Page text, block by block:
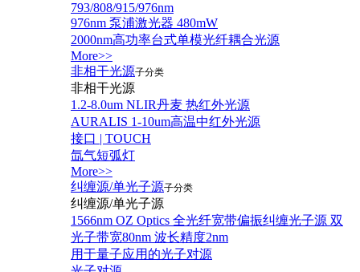
793/808/915/976nm
976nm 泵浦激光器 480mW
2000nm高功率台式单模光纤耦合光源
More>>
非相干光源子分类
非相干光源
1.2-8.0um NLIR丹麦 热红外光源
AURALIS 1-10um高温中红外光源
接口 | TOUCH
氙气短弧灯
More>>
纠缠源/单光子源子分类
纠缠源/单光子源
1566nm OZ Optics 全光纤宽带偏振纠缠光子源 双
光子带宽80nm 波长精度2nm
用于量子应用的光子对源